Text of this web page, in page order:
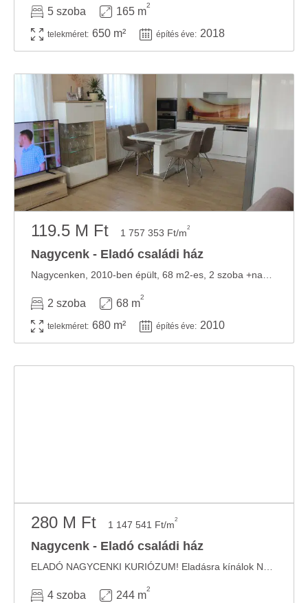
5 szoba 165 m
2
telekméret: 650 m² építés éve: 2018
119.5 M Ft 1 757 353 Ft/m2
Nagycenk - Eladó családi ház
2 szoba 68 m
2
telekméret: 680 m² építés éve: 2010
280 M Ft 1 147 541 Ft/m2
Nagycenk - Eladó családi ház
4 szoba 244 m
2